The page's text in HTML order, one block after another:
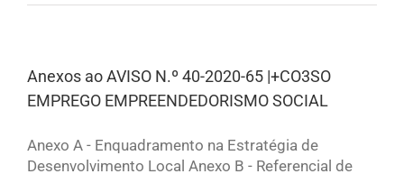
Anexos ao AVISO N.º 40-2020-65 |+CO3SO
EMPREGO EMPREENDEDORISMO SOCIAL
Anexo A - Enquadramento na Estratégia de
Desenvolvimento Local Anexo B - Referencial de